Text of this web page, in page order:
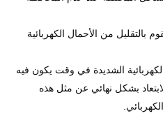
بالتقليل من الأحمال الكهربائية
الكهربائية الشديدة في وقت يكون فيه
بشكل نهائي عن مثل هذه